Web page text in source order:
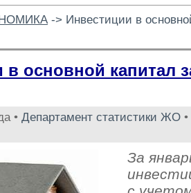
-> Инвестиции в
в основной капитал
• Департамент статистики ЖО
За